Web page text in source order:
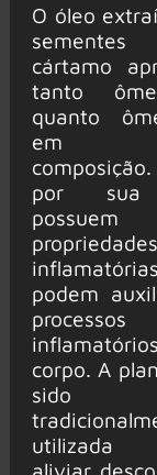
O óleo
cártamo
tanto
quanto
em
por sua
possuem
podem
processos
corpo. A
sido
utilizada
aliviar